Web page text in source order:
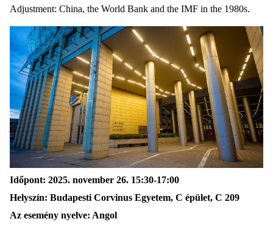
Adjustment: China, the World Bank and the IMF in the 1980s.
Időpont: 2025. november 26. 15:30-17:00
Helyszín: Budapesti Corvinus Egyetem, C épület, C 209
Az esemény nyelve: Angol